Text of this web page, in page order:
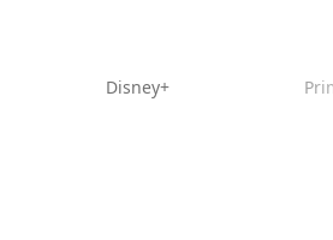
Disney+